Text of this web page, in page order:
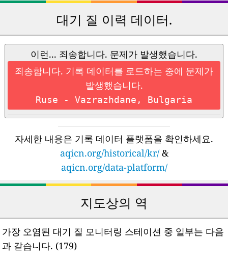
대기 질 이력 데이터.
이런... 죄송합니다. 문제가 발생했습니다.
죄송합니다. 기록 데이터를 로드하는 중에 문제가
발생했습니다.
Ruse - Vazrazhdane, Bulgaria
자세한 내용은 기록 데이터 플랫폼을 확인하세요.
aqicn.org/historical/kr/&
aqicn.org/data-platform/
지도상의 역
가장 오염된 대기 질 모니터링 스테이션 중 일부는 다음
과 같습니다. (179)